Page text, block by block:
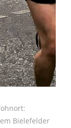
Bielefelder